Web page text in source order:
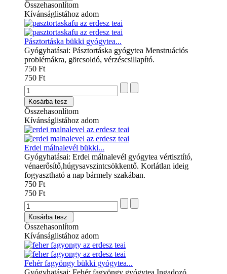
Összehasonlítom
Kívánságlistához adom
Pásztortáska bükki gyógytea...
Gyógyhatásai: Pásztortáska gyógytea Menstruációs
problémákra, görcsoldó, vérzéscsillapító.
750 Ft
750 Ft
Kosárba tesz
Összehasonlítom
Kívánságlistához adom
Erdei málnalevél bükki...
Gyógyhatásai: Erdei málnalevél gyógytea vértisztító,
vénaerősítő,húgysavszintcsökkentő. Korlátlan ideig
fogyasztható a nap bármely szakában.
750 Ft
750 Ft
Kosárba tesz
Összehasonlítom
Kívánságlistához adom
Fehér fagyöngy bükki gyógytea...